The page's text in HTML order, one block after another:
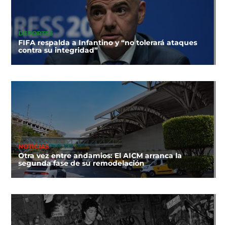
DEPORTES
FIFA respalda a Infantino y “no tolerará ataques
contra su integridad”
NOTICIAS
Otra vez entre andamios: El AICM arranca la
segunda fase de su remodelación